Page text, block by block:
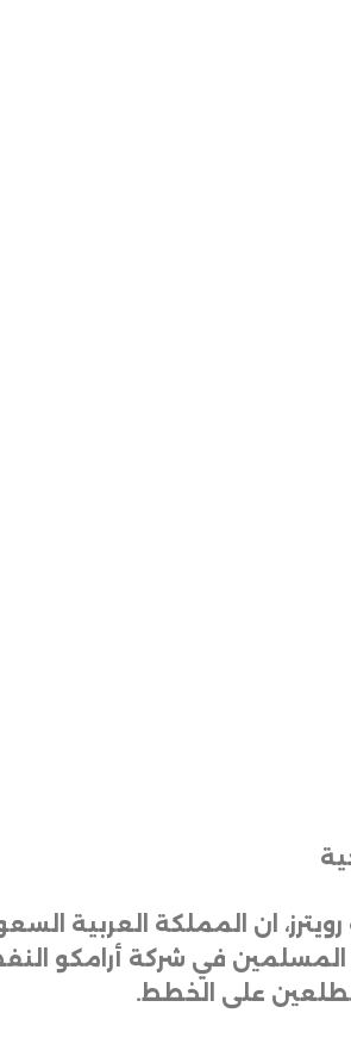
رويترز، ان المملكة العربية
المسلمين في شركة أرامكو
على الخطط.